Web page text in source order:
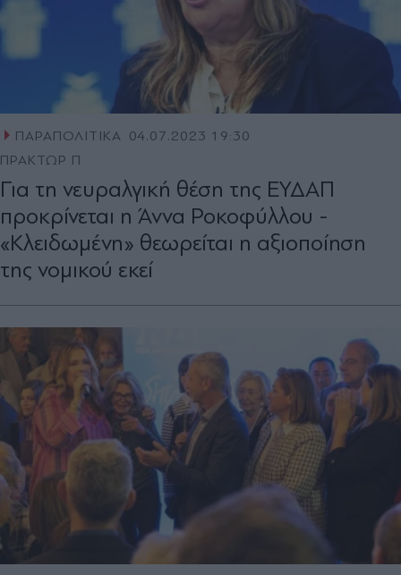
ΠΑΡΑΠΟΛΙΤΙΚΑ 04.07.2023 19:30
ΠΡΑΚΤΩΡ Π
Για τη νευραλγική θέση της ΕΥ∆ΑΠ
προκρίνεται η Άννα Ροκοφύλλου -
«Κλειδωµένη» θεωρείται η αξιοποίηση
της νομικού εκεί